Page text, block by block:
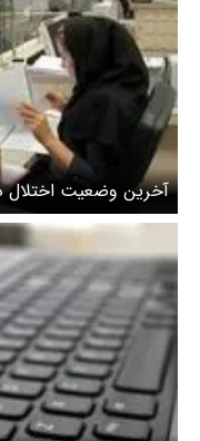
آخرین وضعیت اختلال
سپه/ بام به زودی